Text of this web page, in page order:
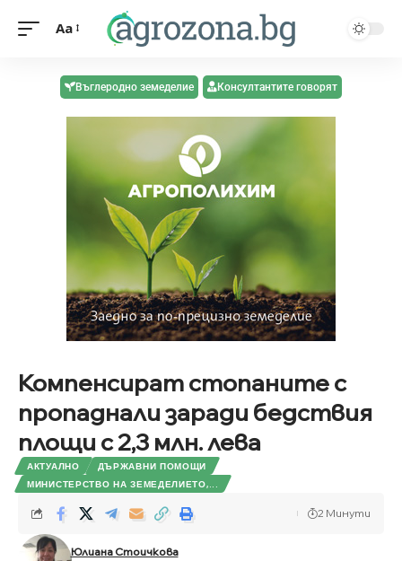
Aa
Въглеродно земеделие Консултантите говорят
Компенсират стопаните с
пропаднали заради бедствия
площи с 2,3 млн. лева
АКТУАЛНО
ДЪРЖАВНИ ПОМОЩИ
МИНИСТЕРСТВО НА ЗЕМЕДЕЛИЕТО,...
Юлиана Стоичкова
2 Минути